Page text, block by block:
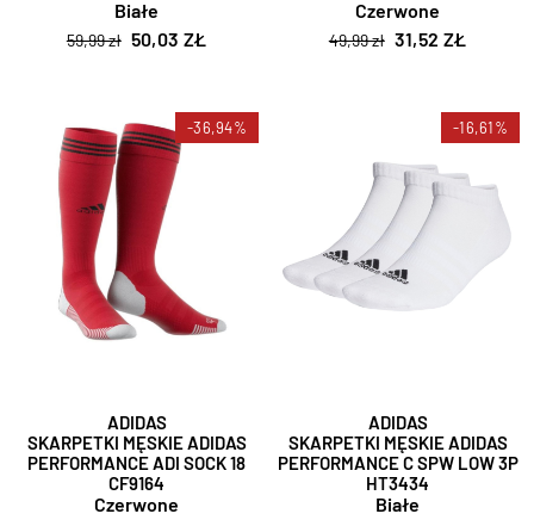
Białe
59,99 zł 50,03 ZŁ
Czerwone
49,99 zł 31,52 ZŁ
-36,94%
ADIDAS
SKARPETKI MĘSKIE ADIDAS
PERFORMANCE ADI SOCK 18
CF9164
Czerwone
-16,61%
ADIDAS
SKARPETKI MĘSKIE ADIDAS
PERFORMANCE C SPW LOW 3P
HT3434
Białe